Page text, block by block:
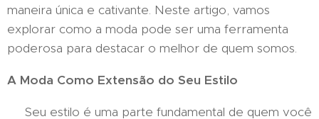
maneira única e cativante. Neste artigo, vamos
explorar como a moda pode ser uma ferramenta
poderosa para destacar o melhor de quem somos.
A Moda Como Extensão do Seu Estilo
Seu estilo é uma parte fundamental de quem você